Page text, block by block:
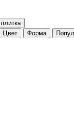
Цвет Форма